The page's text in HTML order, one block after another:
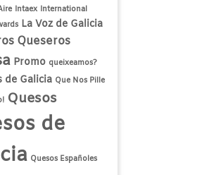
Intaex International
La Voz de Galicia
Queseros
Promo queixeamos?
de Galicia Que Nos Pille
Quesos
de
Quesos Españoles